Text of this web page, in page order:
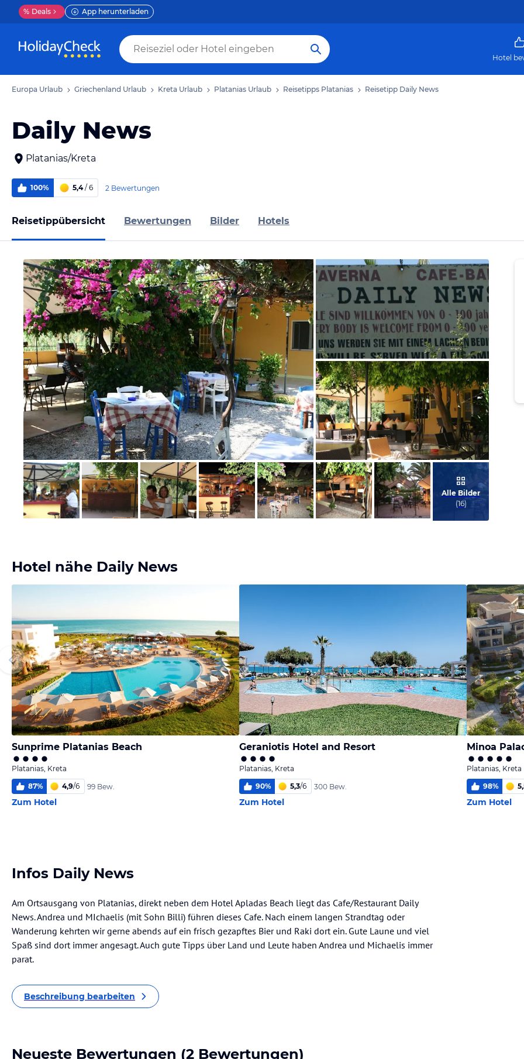
% Deals App herunterladen
Hotel
Europa Urlaub Griechenland Urlaub Kreta Urlaub Platanias Urlaub Reisetipps Platanias Reisetipp Daily News
Daily News
Platanias/Kreta
100% 5,4/ 6 2 Bewertungen
Reisetippübersicht Bewertungen Bilder Hotels
Bild melden
von Gabi
Bild melden
von Gabi
Bild melden
von Gabi
Alle Bilder
(16)
Hotel nähe Daily News
Sunprime Platanias Beach
Platanias, Kreta
87% 4,9/6 99 Bew.
Zum Hotel
Geraniotis Hotel and Resort
Platanias, Kreta
90% 5,3/6 300 Bew.
Zum Hotel
Minoa
Platanias, Kreta
98%
Zum Hotel
Infos Daily News
Am Ortsausgang von Platanias, direkt neben dem Hotel Apladas Beach liegt das Cafe/Restaurant Daily
News. Andrea und MIchaelis (mit Sohn Billi) führen dieses Cafe. Nach einem langen Strandtag oder
Wanderung kehrten wir gerne abends auf ein frisch gezapftes Bier und Raki dort ein. Gute Laune und viel
Spaß sind dort immer angesagt. Auch gute Tipps über Land und Leute haben Andrea und Michaelis immer
parat.
Beschreibung bearbeiten
Neueste Bewertungen (2 Bewertungen)